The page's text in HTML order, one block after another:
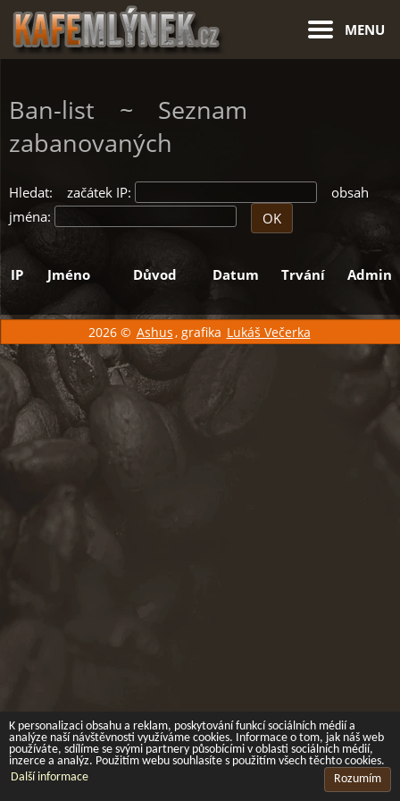
MENU
Ban-list ~ Seznam
zabanovaných
Hledat: začátek IP:
obsah
jména:
IP Jméno Důvod Datum Trvání Admin
2026 © Ashus, grafika Lukáš Večerka
K personalizaci obsahu a reklam, poskytování funkcí sociálních médií a
analýze naší návštěvnosti využíváme cookies. Informace o tom, jak náš web
používáte, sdílíme se svými partnery působícími v oblasti sociálních médií,
inzerce a analýz. Použitím webu souhlasíte s použitím všech těchto cookies.
Další informace
Rozumím